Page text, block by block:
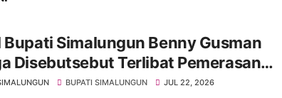
Bupati Simalungun Benny Gusman
Disebutsebut Terlibat Pemerasan
SPPG di Kabupaten Simalungun
BUPATI SIMALUNGUN JUL 22, 2026